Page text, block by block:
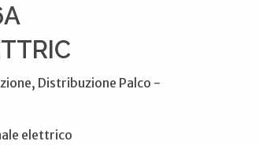
Distribuzione Palco -
elettrico